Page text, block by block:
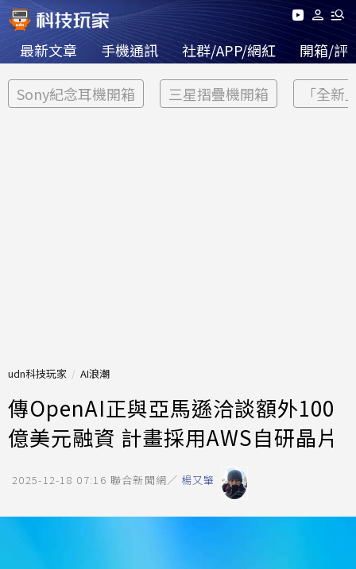
最新文章 手機通訊 社群/APP/網紅 開箱/評
Sony紀念耳機開箱 三星摺疊機開箱 「全新
udn科技玩家 AI浪潮
傳OpenAI正與亞馬遜洽談額外100
億美元融資 計畫採用AWS自研晶片
2025-12-18 07:16 聯合新聞網／ 楊又肇